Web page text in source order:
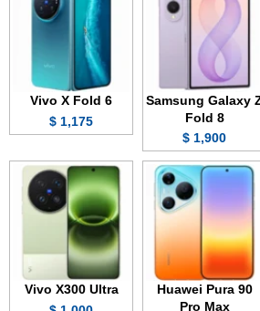
Samsung Galaxy
Fold 8
1,900 $
Vivo X Fold 6
1,175 $
Huawei Pura 90
Pro Max
Vivo X300 Ultra